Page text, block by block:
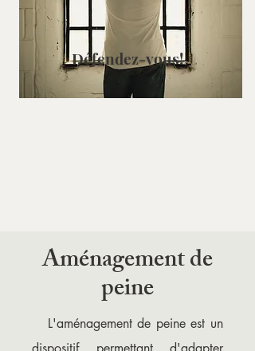
Défendez-vous!
Aménagement de
peine
L'aménagement de peine est un